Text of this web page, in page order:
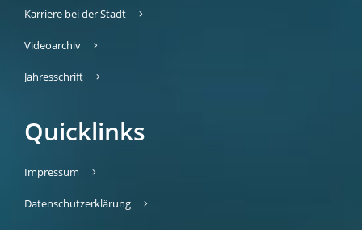
Karriere bei der Stadt
Videoarchiv
Jahresschrift
Quicklinks
Impressum
Datenschutzerklärung